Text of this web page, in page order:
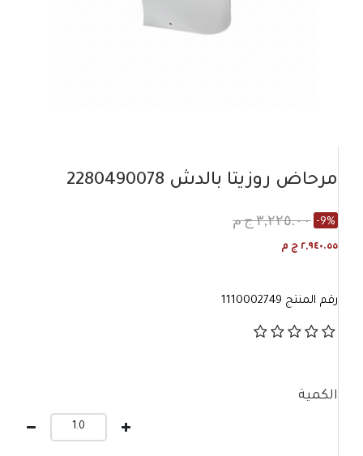
مرحاض روزيتا بالدش 2280490078
٣,٢٢٥.٠٠ ج م -9%
٢,٩٤٠.٥٥ ج م
رقم المنتج 1110002749
الكمية